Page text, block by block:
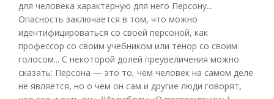
для человека характерную для него Персону...
Опасность заключается в том, что можно
идентифицироваться со своей персоной, как
профессор со своим учебником или тенор со своим
голосом... С некоторой долей преувеличения можно
сказать: Персона — это то, чем человек на самом деле
не является, но о чем он сам и другие люди говорят,